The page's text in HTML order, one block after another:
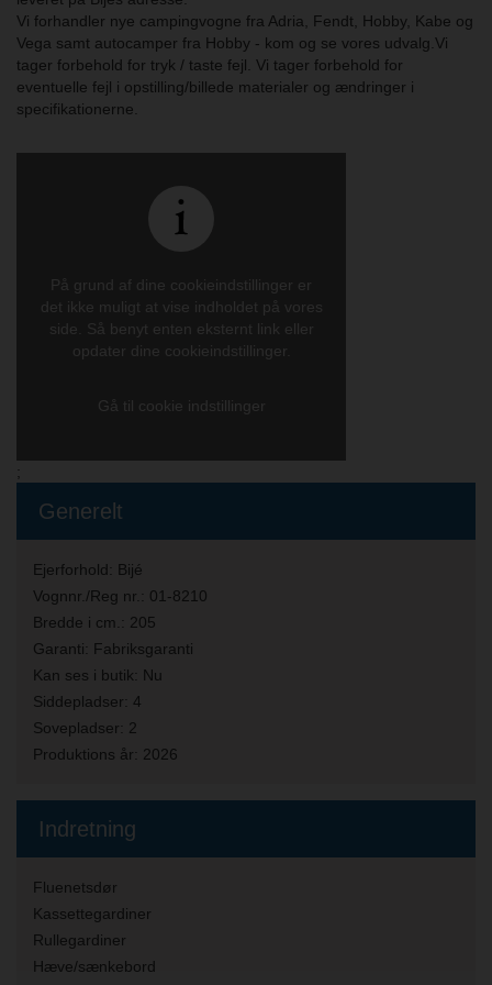
Vi forhandler nye campingvogne fra Adria, Fendt, Hobby, Kabe og
Vega samt autocamper fra Hobby - kom og se vores udvalg.Vi
tager forbehold for tryk / taste fejl. Vi tager forbehold for
eventuelle fejl i opstilling/billede materialer og ændringer i
specifikationerne.
På grund af dine cookieindstillinger er
det ikke muligt at vise indholdet på vores
side. Så benyt enten eksternt link eller
opdater dine cookieindstillinger.
Gå til cookie indstillinger
;
Generelt
Ejerforhold: Bijé
Vognnr./Reg nr.: 01-8210
Bredde i cm.: 205
Garanti: Fabriksgaranti
Kan ses i butik: Nu
Siddepladser: 4
Sovepladser: 2
Produktions år: 2026
Indretning
Fluenetsdør
Kassettegardiner
Rullegardiner
Hæve/sænkebord